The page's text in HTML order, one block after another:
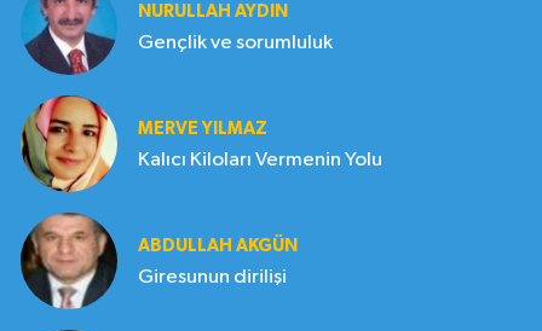
NURULLAH AYDIN
Gençlik ve sorumluluk
MERVE YILMAZ
Kalıcı Kiloları Vermenin Yolu
ABDULLAH AKGÜN
Giresunun dirilişi